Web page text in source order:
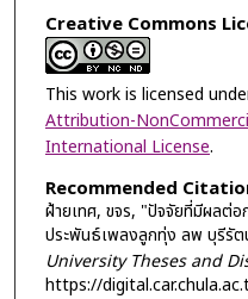
Creative Commons
This work is licensed
Attribution-
International License.
Recommended
ฝ้ายเทศ, ขจร, "ปัจจัยที่มีผลต่
ประพันธ์เพลงลูกทุ่ง ลพ บุรีรั
University Theses and
https://